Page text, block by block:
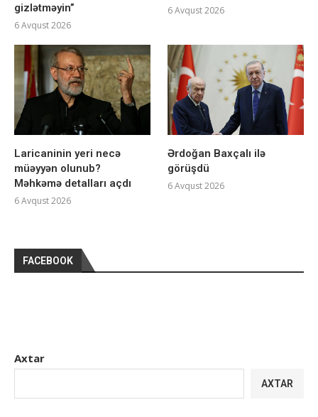
gizlətməyin”
6 Avqust 2026
6 Avqust 2026
Laricaninin yeri necə
müəyyən olunub?
Məhkəmə detalları açdı
6 Avqust 2026
Ərdoğan Baxçalı ilə
görüşdü
6 Avqust 2026
FACEBOOK
Axtar
AXTAR